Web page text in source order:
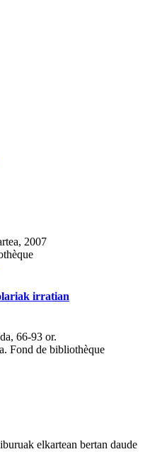
2007
irratian
66-93 or.
Fond de bibliothèque
elkartean bertan daude